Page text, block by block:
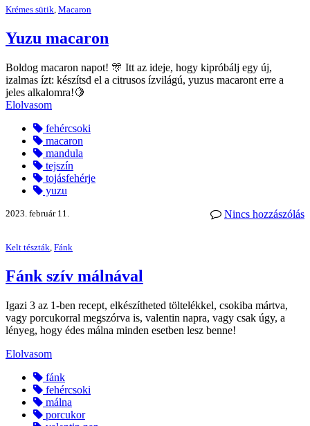
Krémes sütik, Macaron
Yuzu macaron
Boldog macaron napot! 🎊 Itt az ideje, hogy kipróbálj egy új,
izalmas ízt: készítsd el a citrusos ízvilágú, yuzus macaront erre a
jeles alkalomra!🍋
Elolvasom
fehércsoki
macaron
mandula
tejszín
tojásfehérje
yuzu
Nincs hozzászólás
2023. február 11.
Kelt tészták, Fánk
Fánk szív málnával
Igazi 3 az 1-ben recept, elkészítheted töltelékkel, csokiba mártva,
vagy porcukorral megszórva is, valentin napra, vagy csak úgy, a
lényeg, hogy édes málna minden esetben lesz benne!
Elolvasom
fánk
fehércsoki
málna
porcukor